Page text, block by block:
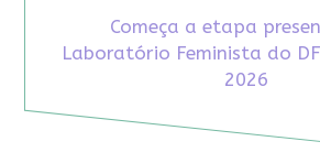
Começa a etapa
Laboratório Feminista do
2026